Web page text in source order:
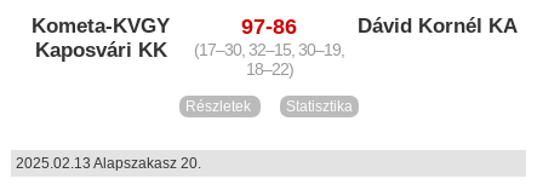
Kometa-KVGY
Kaposvári KK
97-86
(17–30, 32–15, 30–19,
18–22)
Dávid Kornél KA
Részletek Statisztika
2025.02.13 Alapszakasz 20.